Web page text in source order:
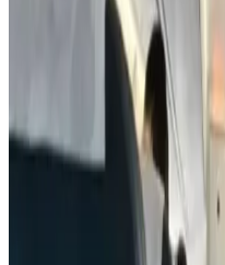
لتدريب طويل، فكيف يمكن
أن يلبسوا المظلات ويقفزوا
بحيث لا يمكن فتحها أثناء
فالخروج من الطائرة وهي